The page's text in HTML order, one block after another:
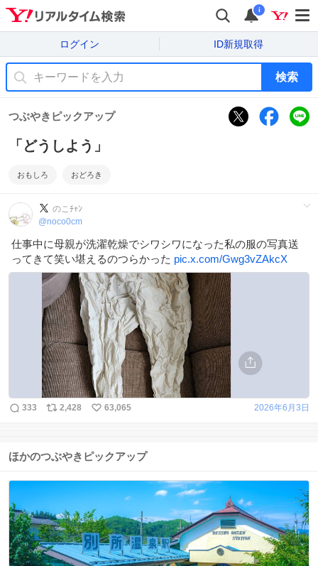
i
ログイン ID新規取得
検索
つぶやきピックアップ
「どうしよう」
おもしろ おどろき
のこﾁｬﾝ
@noco0cm
仕事中に母親が洗濯乾燥でシワシワになった私の服の写真送
ってきて笑い堪えるのつらかった pic.x.com/Gwg3vZAkcX
333 2,428 63,065 2026年6月3日
ほかのつぶやきピックアップ